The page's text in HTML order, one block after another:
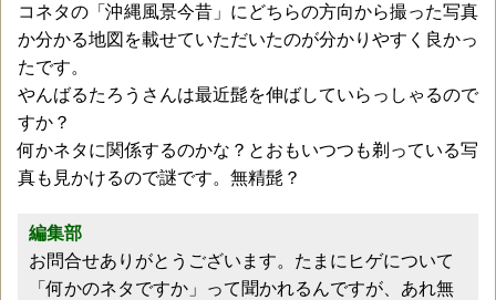
コネタの「沖縄風景今昔」にどちらの方向から撮った写真
か分かる地図を載せていただいたのが分かりやすく良かっ
たです。
やんばるたろうさんは最近髭を伸ばしていらっしゃるので
すか？
何かネタに関係するのかな？とおもいつつも剃っている写
真も見かけるので謎です。無精髭？
編集部
お問合せありがとうございます。たまにヒゲについて
「何かのネタですか」って聞かれるんですが、あれ無